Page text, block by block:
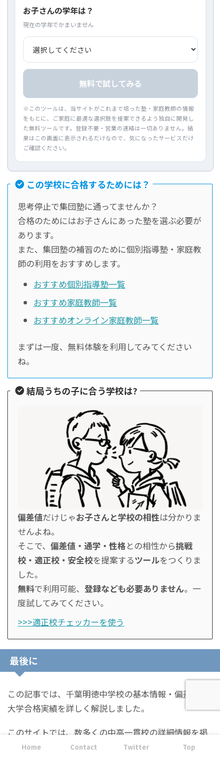
お子さんの学年は？
現在の学年でかまいません
無料で試してみる
※このツールは、当サイトがこれまで培った塾・家庭教師の情報
をもとに、ご家庭に最適な選択肢を提案できるよう独自に開発し
た無料ツールです。登録不要・営業の連絡は一切ありません。結
果はこの画面に表示されるだけなので、気になったサービスだけ
ご確認ください。
この学校に合格するためには？
思考停止で集団塾に通ってませんか？
合格のためにはお子さんにあった塾を選ぶ必要が
あります。
また、集団塾の補習のために個別指導塾・家庭教
師の利用をおすすめします。
おすすめ個別指導塾一覧
おすすめ家庭教師一覧
おすすめオンライン家庭教師一覧
まずは一度、無料体験を利用してみてください
ね。
結局うちの子に合う学校は?
偏差値だけじゃお子さんと学校の相性は分かりま
せんよね。
そこで、 偏差値・通学・性格との相性から挑戦
校・適正校・安全校を提案するツールをつくりま
した。
無料で利用可能、 登録なども必要ありません。一
度試してみてください。
>>>適正校チェッカーを使う
最後に
この記事では、千葉明徳中学校の基本情報・偏差値・
大学合格実績を詳しく解説しました。
このサイトでは、数多くの中高一貫校の詳細情報を掲
載しておりますので、お子様の希望校に近い学校のペ
Home Contact Twitter Top